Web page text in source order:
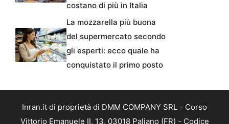
costano di più in Italia
La mozzarella più buona
del supermercato secondo
gli esperti: ecco quale ha
conquistato il primo posto
Inran.it di proprietà di DMM COMPANY SRL - Corso
Vittorio Emanuele II, 13, 03018 Paliano (FR) - Codice